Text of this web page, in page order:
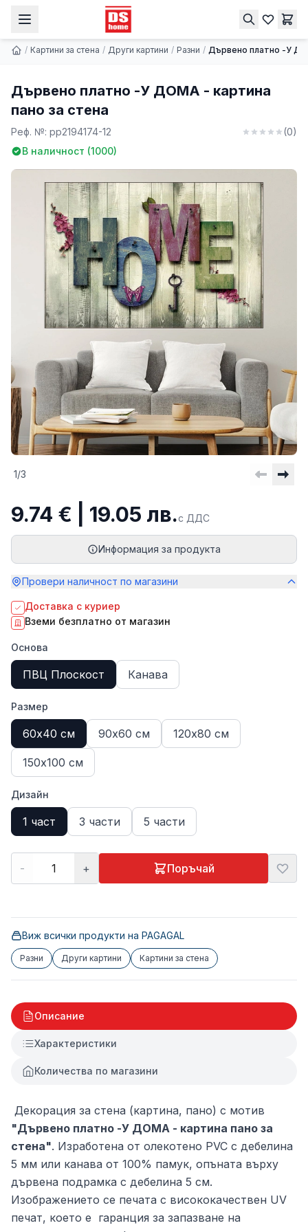
/ Картини за стена / Други картини / Разни / Дървено платно -У
Дървено платно -У ДОМА - картина
пано за стена
Реф. №: pp2194174-12 (0)
В наличност (1000)
1/3
9.74 € | 19.05 лв.с ДДС
Информация за продукта
Провери наличност по магазини
Доставка с куриер
Вземи безплатно от магазин
Основа
ПВЦ Плоскост Канава
Размер
60х40 см 90х60 см 120х80 см
150х100 см
Дизайн
1 част 3 части 5 части
- + Поръчай
Виж всички продукти на PAGAGAL
Разни Други картини Картини за стена
Описание
Характеристики
Количества по магазини
Декорация за стена (картина, пано) с мотив
"Дървено платно -У ДОМА - картина пано за
стена". Изработена от олекотено PVC с дебелина
5 мм или канава от 100% памук, опъната върху
дървена подрамка с дебелина 5 см.
Изображението се печата с висококачествен UV
печат, което е гаранция за запазване на
9.74 € | 19.05 лв. Купи